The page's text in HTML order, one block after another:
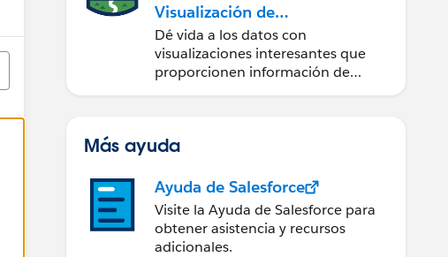
Visualización de
datos y narración
Dé vida a los datos con
visualizaciones interesantes que
proporcionen información de
Más ayuda
Ayuda de Salesforce
Visite la Ayuda de Salesforce para
obtener asistencia y recursos
adicionales.